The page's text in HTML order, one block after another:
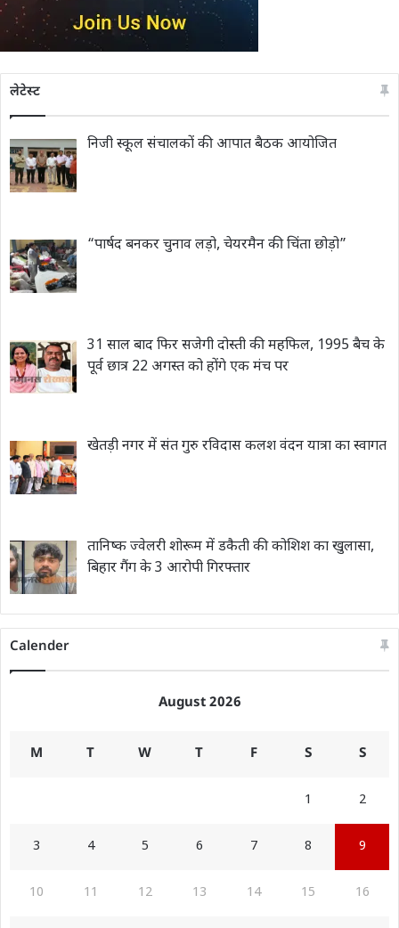
लेटेस्ट
निजी स्कूल संचालकों की आपात बैठक आयोजित
“पार्षद बनकर चुनाव लड़ो, चेयरमैन की चिंता छोड़ो”
31 साल बाद फिर सजेगी दोस्ती की महफिल, 1995 बैच के
पूर्व छात्र 22 अगस्त को होंगे एक मंच पर
खेतड़ी नगर में संत गुरु रविदास कलश वंदन यात्रा का स्वागत
तानिष्क ज्वेलरी शोरूम में डकैती की कोशिश का खुलासा,
बिहार गैंग के 3 आरोपी गिरफ्तार
Calender
August 2026
M T W T F S S
1 2
3 4 5 6 7 8 9
10 11 12 13 14 15 16